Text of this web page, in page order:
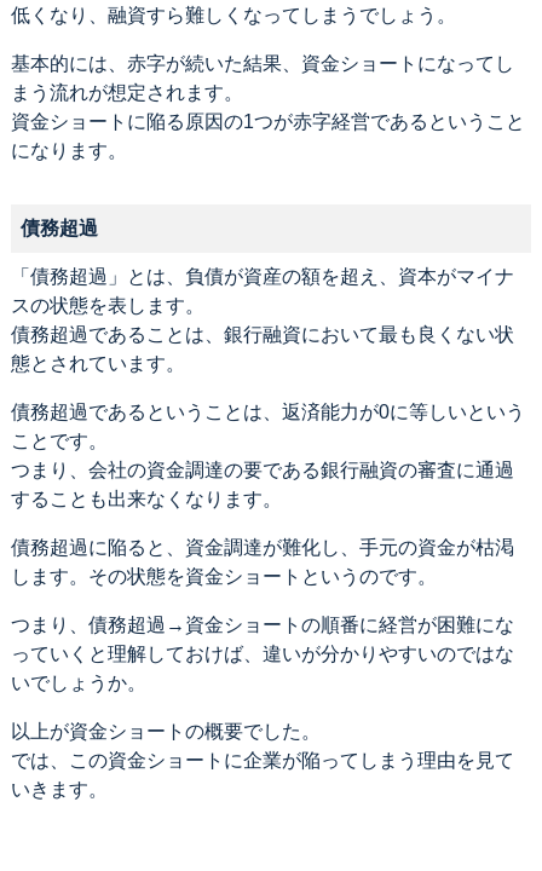
低くなり、融資すら難しくなってしまうでしょう。
基本的には、赤字が続いた結果、資金ショートになってし
まう流れが想定されます。
資金ショートに陥る原因の1つが赤字経営であるということ
になります。
債務超過
「債務超過」とは、負債が資産の額を超え、資本がマイナ
スの状態を表します。
債務超過であることは、銀行融資において最も良くない状
態とされています。
債務超過であるということは、返済能力が0に等しいという
ことです。
つまり、会社の資金調達の要である銀行融資の審査に通過
することも出来なくなります。
債務超過に陥ると、資金調達が難化し、手元の資金が枯渇
します。その状態を資金ショートというのです。
つまり、債務超過→資金ショートの順番に経営が困難にな
っていくと理解しておけば、違いが分かりやすいのではな
いでしょうか。
以上が資金ショートの概要でした。
では、この資金ショートに企業が陥ってしまう理由を見て
いきます。